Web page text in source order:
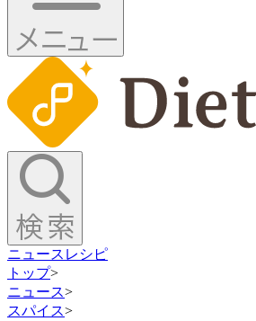
ニュース レシピ
トップ>
ニュース>
スパイス>